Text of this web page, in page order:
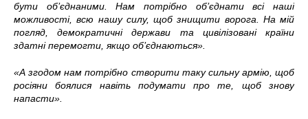
бути об’єднаними. Нам потрібно об’єднати всі наші
можливості, всю нашу силу, щоб знищити ворога. На мій
погляд, демократичні держави та цивілізовані країни
здатні перемогти, якщо об’єднаються».
«А згодом нам потрібно створити таку сильну армію, щоб
росіяни боялися навіть подумати про те, щоб знову
напасти».